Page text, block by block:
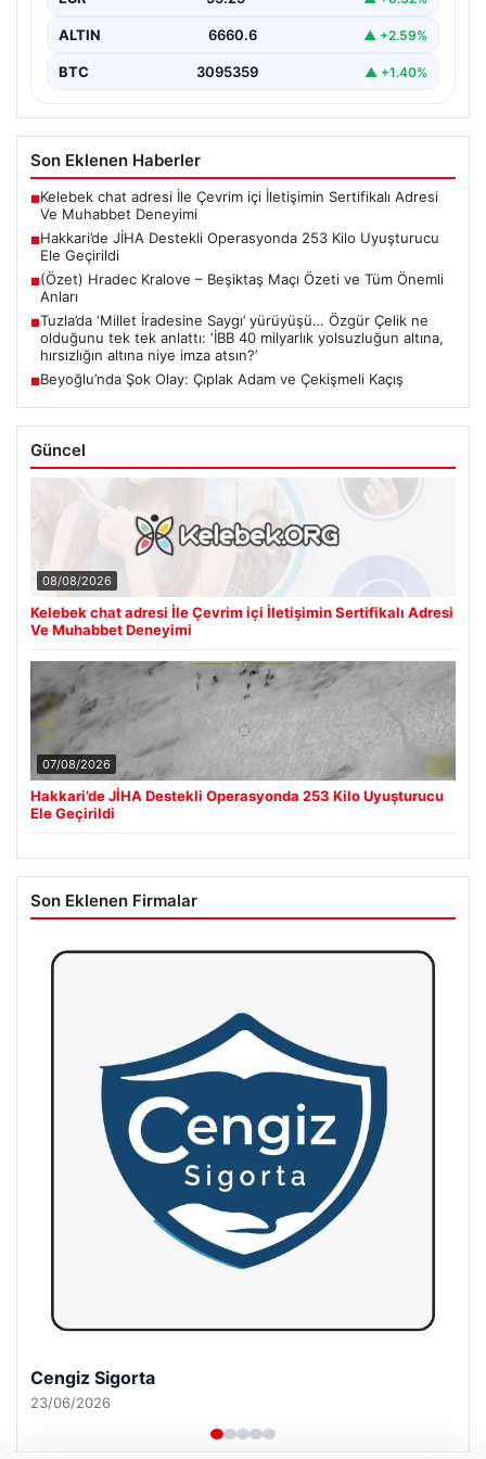
ALTIN 6660.6 ▲ +2.59%
BTC 3095359 ▲ +1.40%
Son Eklenen Haberler
■Kelebek chat adresi İle Çevrim içi İletişimin Sertifikalı Adresi
Ve Muhabbet Deneyimi
■Hakkari’de JİHA Destekli Operasyonda 253 Kilo Uyuşturucu
Ele Geçirildi
■(Özet) Hradec Kralove – Beşiktaş Maçı Özeti ve Tüm Önemli
Anları
■Tuzla’da ‘Millet İradesine Saygı’ yürüyüşü… Özgür Çelik ne
olduğunu tek tek anlattı: ‘İBB 40 milyarlık yolsuzluğun altına,
hırsızlığın altına niye imza atsın?’
■Beyoğlu’nda Şok Olay: Çıplak Adam ve Çekişmeli Kaçış
Güncel
08/08/2026
Kelebek chat adresi İle Çevrim içi İletişimin Sertifikalı Adresi
Ve Muhabbet Deneyimi
07/08/2026
Hakkari’de JİHA Destekli Operasyonda 253 Kilo Uyuşturucu
Ele Geçirildi
Son Eklenen Firmalar
Hastaş Beton
26/05/2026